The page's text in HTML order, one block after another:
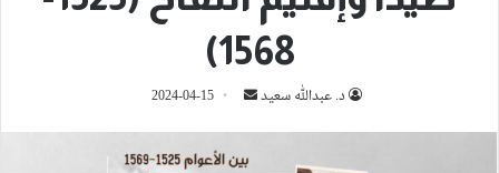
1568)
د. عبدالله سعيد
أرسل
إلكترونيا
2024-04-15